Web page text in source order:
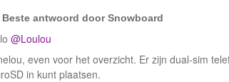
Beste antwoord doorSnowboard
@Loulou
even voor het overzicht. Er zijn dual-sim
in kunt plaatsen.